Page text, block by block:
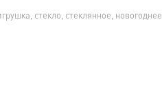
стекло, стеклянное,